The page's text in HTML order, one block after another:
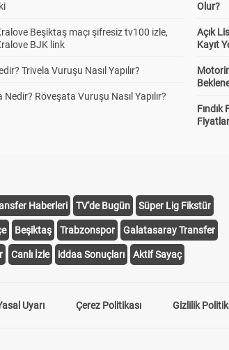
Beşiktaş maçı şifresiz tv100 izle,
BJK link
Trivela Vuruşu Nasıl Yapılır?
Nedir? Röveşata Vuruşu Nasıl Yapılır?
Olur?
Açık
Kayıt
Fındık
Haberleri TV'de Bugün Süper Lig Fikstür
Beşiktaş Trabzonspor Galatasaray Transfer
Canlı İzle iddaa Sonuçları Aktif Sayaç
Uyarı Çerez Politikası Gizlilik